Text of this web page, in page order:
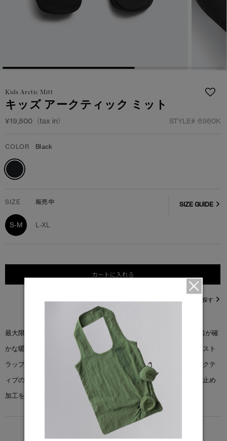
メイドインジャパンTシャツ
アクセサリー
コレクション
メイドインジャパンTシャツ
アクセサリー
コレクション
Kids Arctic Mitt
キッズ アークティック ミット
¥19,800（tax in） STYLE# 6960K
COLOR Black
SIZE 販売中
S-M L-XL
SIZE GUIDE
カートに入れる
直営店在庫を探す
最大限の保温性を発揮するアークティックテック®生地と長めの袖口が確
かな暖かさを実現するダウン入りの手袋です。手首には調節可能なスト
ラップとグリップテープが施されており熱を逃がしません。リフレクテ
ィブのストライプが暗い場所で視野を補助し、手のひら側には滑り止め
加工を施し多様性を強化しました。
DETAIL